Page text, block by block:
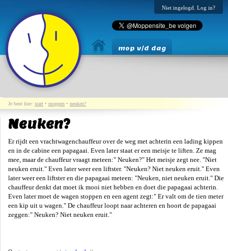
Niet ingelogd. Log in?
mop v/d dag
Je bent hier: start • moppen • neuken?
Neuken?
Er rijdt een vrachtwagenchauffeur over de weg met achterin een lading kippen
en in de cabine een papagaai. Even later staat er een meisje te liften. Ze mag
mee, maar de chauffeur vraagt meteen:" Neuken?" Het meisje zegt nee. "Niet
neuken eruit." Even later weer een liftster. "Neuken? Niet neuken eruit." Even
later weer een liftster en die papagaai meteen: "Neuken, niet neuken eruit." Die
chauffeur denkt dat moet ik mooi niet hebben en doet die papagaai achterin.
Even later moet de wagen stoppen en een agent zegt:" Er valt om de tien meter
een kip uit u wagen." De chauffeur loopt naar achteren en hoort de papagaai
zeggen:" Neuken? Niet neuken eruit."